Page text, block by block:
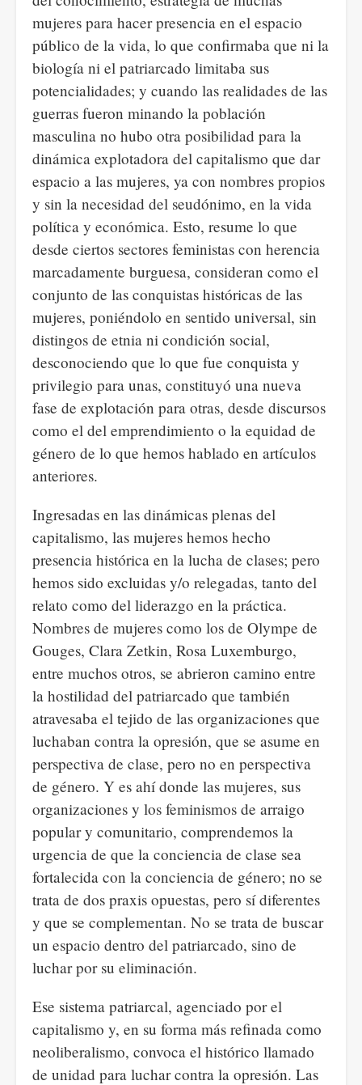
mujeres para hacer presencia en el espacio
público de la vida, lo que confirmaba que ni la
biología ni el patriarcado limitaba sus
potencialidades; y cuando las realidades de las
guerras fueron minando la población
masculina no hubo otra posibilidad para la
dinámica explotadora del capitalismo que dar
espacio a las mujeres, ya con nombres propios
y sin la necesidad del seudónimo, en la vida
política y económica. Esto, resume lo que
desde ciertos sectores feministas con herencia
marcadamente burguesa, consideran como el
conjunto de las conquistas históricas de las
mujeres, poniéndolo en sentido universal, sin
distingos de etnia ni condición social,
desconociendo que lo que fue conquista y
privilegio para unas, constituyó una nueva
fase de explotación para otras, desde discursos
como el del emprendimiento o la equidad de
género de lo que hemos hablado en artículos
anteriores.
Ingresadas en las dinámicas plenas del
capitalismo, las mujeres hemos hecho
presencia histórica en la lucha de clases; pero
hemos sido excluidas y/o relegadas, tanto del
relato como del liderazgo en la práctica.
Nombres de mujeres como los de Olympe de
Gouges, Clara Zetkin, Rosa Luxemburgo,
entre muchos otros, se abrieron camino entre
la hostilidad del patriarcado que también
atravesaba el tejido de las organizaciones que
luchaban contra la opresión, que se asume en
perspectiva de clase, pero no en perspectiva
de género. Y es ahí donde las mujeres, sus
organizaciones y los feminismos de arraigo
popular y comunitario, comprendemos la
urgencia de que la conciencia de clase sea
fortalecida con la conciencia de género; no se
trata de dos praxis opuestas, pero sí diferentes
y que se complementan. No se trata de buscar
un espacio dentro del patriarcado, sino de
luchar por su eliminación.
Ese sistema patriarcal, agenciado por el
capitalismo y, en su forma más refinada como
neoliberalismo, convoca el histórico llamado
de unidad para luchar contra la opresión. Las